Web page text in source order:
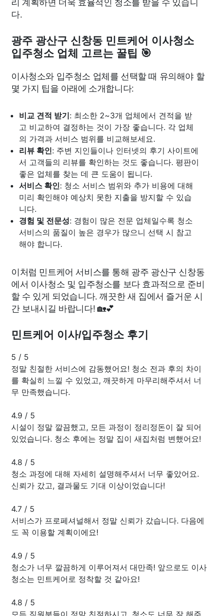
다.
광주 광산구 신창동 민트케어 이사청소
입주청소 업체 고르는 꿀팁 🎯
이사청소와 입주청소 업체를 선택할 때 유의해야 할
몇 가지 팁을 아래에 소개합니다:
비교 견적 받기: 최소한 2~3개 업체에서 견적을 받
고 비교하여 결정하는 것이 가장 좋습니다. 각 업체
의 가격과 서비스 범위를 비교해보세요.
리뷰 확인: 주변 지인들이나 인터넷의 후기 사이트에
서 고객들의 리뷰를 확인하는 것도 좋습니다. 평판이
좋은 업체를 찾는 데 큰 도움이 됩니다.
서비스 확인: 청소 서비스 범위와 추가 비용에 대해
미리 확인해야 예상치 못한 지출을 방지할 수 있습
니다.
경험 및 전문성: 경험이 많은 전문 업체일수록 청소
서비스의 품질이 높은 경우가 많으니 선택 시 참고
해야 합니다.
이처럼 민트케어 서비스를 통해 광주 광산구 신창동
에서 이사청소 및 입주청소를 보다 효과적으로 준비
할 수 있게 되었습니다. 깨끗한 새 집에서 즐거운 시
간 보내시길 바랍니다! 🏡💕
민트케어 이사/입주청소 후기
5 / 5
정말 친절한 서비스에 감동했어요! 청소 전과 후의 차이
를 확실히 느낄 수 있었고, 깨끗하게 마무리해주셔서 너
무 만족했습니다.
4.9 / 5
시설이 정말 깔끔했고, 모든 과정이 정리정돈이 잘 되어
있었습니다. 청소 후에는 정말 집이 새집처럼 변했어요!
4.8 / 5
청소 과정에 대해 자세히 설명해주셔서 너무 좋았어요.
신뢰가 갔고, 결과물도 기대 이상이었습니다!
4.7 / 5
서비스가 프로페셔널해서 정말 신뢰가 갔습니다. 다음에
도 꼭 이용할 계획이에요!
4.9 / 5
청소가 너무 깔끔하게 이루어져서 대만족! 앞으로도 이사
청소는 민트케어로 정착할 것 같아요!
4.8 / 5
모든 직원분들이 정말 친절하시고, 청소도 너무 잘 해주